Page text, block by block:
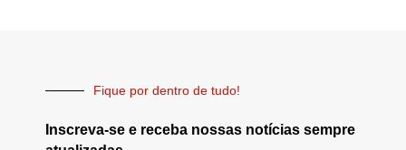
Fique por dentro de tudo!
Inscreva-se e receba nossas notícias sempre